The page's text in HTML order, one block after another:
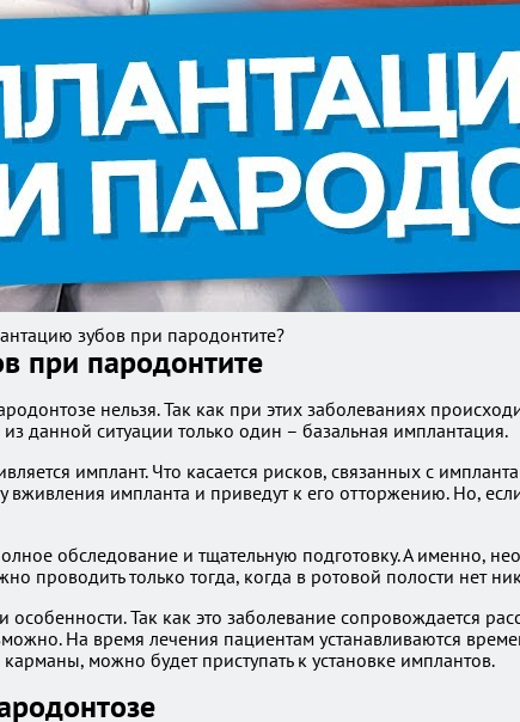
зубов при пародонтите?
при пародонтите
нельзя. Так как при этих заболеваниях
данной ситуации только один – базальная имплантация.
имплант. Что касается рисков, связанных с
вживления импланта и приведут к его отторжению. Но,
обследование и тщательную подготовку. А именно,
проводить только тогда, когда в ротовой полости нет
особенности. Так как это заболевание сопровождается
На время лечения пациентам устанавливаются
можно будет приступать к установке имплантов.